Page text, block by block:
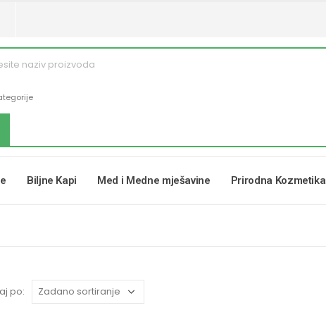
Biljne Kapi Med i Medne mješavine Prirodna Kozmetika
po: